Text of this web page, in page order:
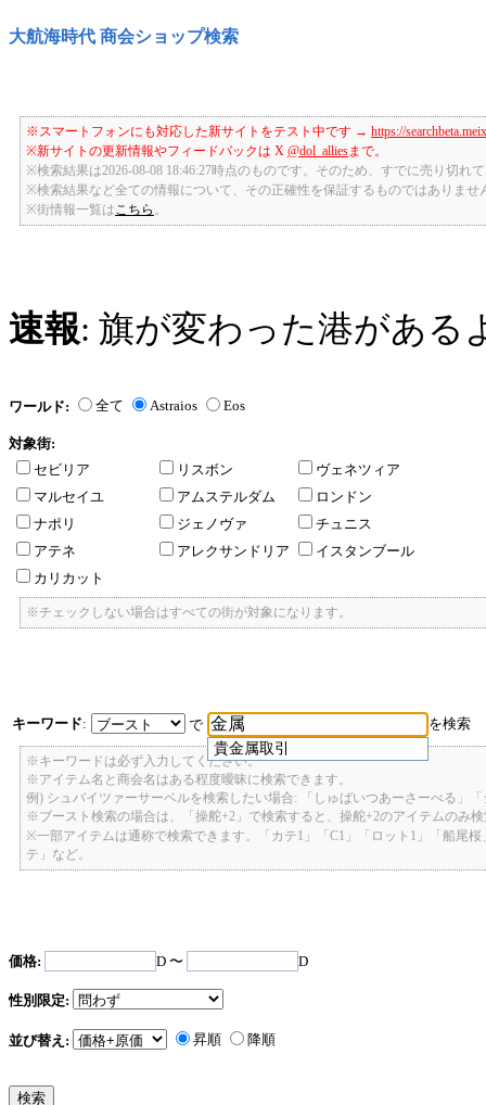
大航海時代 商会ショップ検索
※スマートフォンにも対応した新サイトをテスト中です → https://
※新サイトの更新情報やフィードバックは X @dol_alliesまで。
※検索結果は2026-08-08 18:46:27時点のものです。そのため、すでに売り切れ
※検索結果など全ての情報について、その正確性を保証するものではありませ
※街情報一覧は こちら
速報: 旗が変わった港がある
ワールド: 全て Astraios Eos
対象街:
セビリア
リスボン
ヴェネツィア
マルセイユ
アムステルダム
ロンドン
ナポリ
ジェノヴァ
チュニス
アテネ
アレクサンドリア
イスタンブール
カリカット
※チェックしない場合はすべての街が対象になります。
キーワード:
で
貴金属取引
を検索
※キーワードは必ず入力してください。
※アイテム名と商会名はある程度曖昧に検索できます。
例) シュバイツァーサーベルを検索したい場合: 「しゅばいつあーさーべる」
※ブースト検索の場合は、「操舵+2」で検索すると、操舵+2のアイテムのみ
※一部アイテムは通称で検索できます。「カテ1」「C1」「ロット1」「船尾
テ」など。
価格: D 〜 D
性別限定:
並び替え: 昇順 降順